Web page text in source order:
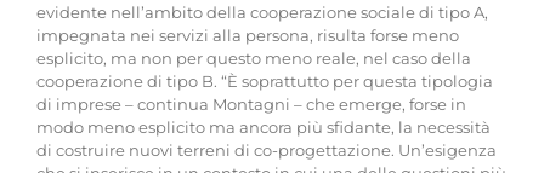
evidente nell’ambito della cooperazione sociale di tipo A,
impegnata nei servizi alla persona, risulta forse meno
esplicito, ma non per questo meno reale, nel caso della
cooperazione di tipo B. “È soprattutto per questa tipologia
di imprese – continua Montagni – che emerge, forse in
modo meno esplicito ma ancora più sfidante, la necessità
di costruire nuovi terreni di co-progettazione. Un’esigenza